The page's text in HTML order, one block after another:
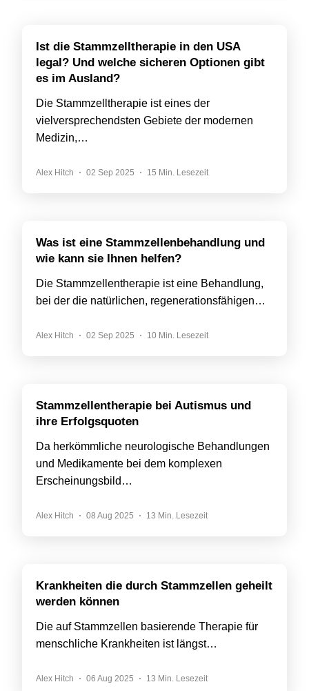
Ist die Stammzelltherapie in den USA
legal? Und welche sicheren Optionen gibt
es im Ausland?
Die Stammzelltherapie ist eines der
vielversprechendsten Gebiete der modernen
Medizin,…
Alex Hitch 02 Sep 2025 15 Min. Lesezeit
Was ist eine Stammzellenbehandlung und
wie kann sie Ihnen helfen?
Die Stammzellentherapie ist eine Behandlung,
bei der die natürlichen, regenerationsfähigen…
Alex Hitch 02 Sep 2025 10 Min. Lesezeit
Stammzellentherapie bei Autismus und
ihre Erfolgsquoten
Da herkömmliche neurologische Behandlungen
und Medikamente bei dem komplexen
Erscheinungsbild…
Alex Hitch 08 Aug 2025 13 Min. Lesezeit
Krankheiten die durch Stammzellen geheilt
werden können
Die auf Stammzellen basierende Therapie für
menschliche Krankheiten ist längst…
Alex Hitch 06 Aug 2025 13 Min. Lesezeit